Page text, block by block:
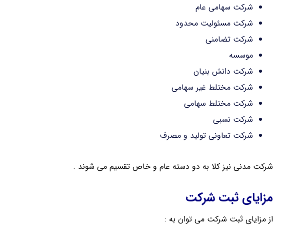
شرکت سهامی عام
شرکت مسئولیت محدود
شرکت تضامنی
موسسه
شرکت دانش بنیان
شرکت مختلط غیر سهامی
شرکت مختلط سهامی
شرکت نسبی
شرکت تعاونی تولید و مصرف
شرکت مدنی نیز کلا به دو دسته عام و خاص تقسیم می شوند .
مزایای ثبت شرکت
از مزایای ثبت شرکت می توان به :